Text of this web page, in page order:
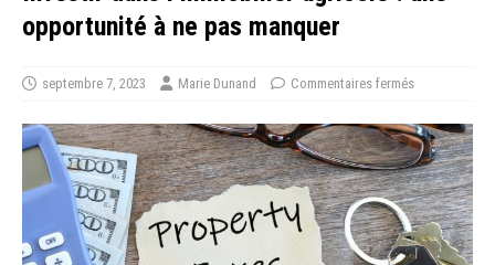
opportunité à ne pas manquer
septembre 7, 2023 Marie Dunand Commentaires fermés